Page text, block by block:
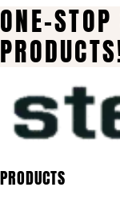
ONE-
PRODUCTS